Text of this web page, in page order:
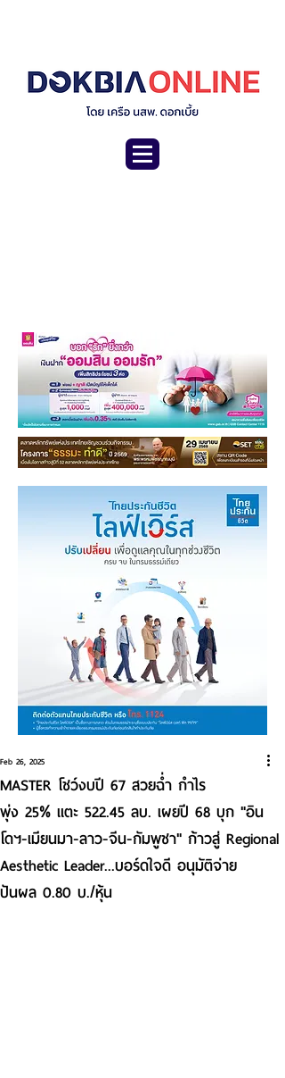
MASTER โชว์งบปี 67 สวยฉ่ำ กำไร
พุ่ง 25% แตะ 522.45 ลบ. เผยปี 68 บุก "อิน
โดฯ-เมียนมา-ลาว-จีน-กัมพูชา" ก้าวสู่ Regional
Aesthetic Leader...บอร์ดใจดี อนุมัติจ่าย
ปันผล 0.80 บ./หุ้น
Feb 26, 2025